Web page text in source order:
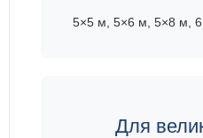
5×5 м, 5×6 м, 5×8 м,
Для